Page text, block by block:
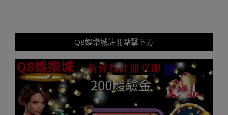
Q8娛樂城註冊點擊下方